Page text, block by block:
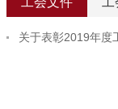
关于表彰2019年度